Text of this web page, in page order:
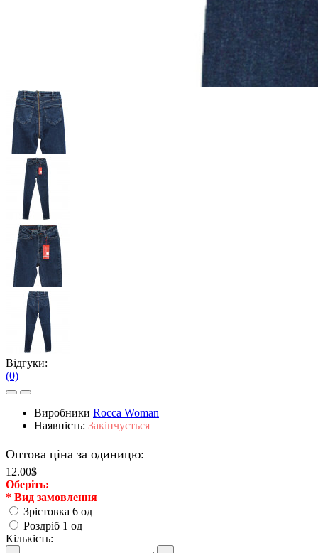
Відгуки:
(0)
Виробники Rocca Woman
Наявність: Закінчується
Оптова ціна за одиницю:
12.00$
Оберiть:
* Вид замовлення
Зрістовка 6 од
Роздріб 1 од
Кількість: